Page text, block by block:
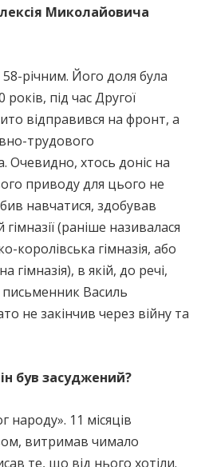
Миколайовича
річним. Його доля була
під час Другої
відправився на фронт, а
трудового
Очевидно, хтось доніс на
приводу для цього не
навчатися, здобував
(раніше називалася
королівська гімназія, або
в якій, до речі,
Василь
не закінчив через війну та
був засуджений?
народу». 11 місяців
витримав чимало
те, що від нього хотіли.